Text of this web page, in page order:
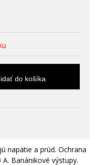
do košíka
napätie a prúd. Ochrana
Banánikové výstupy.